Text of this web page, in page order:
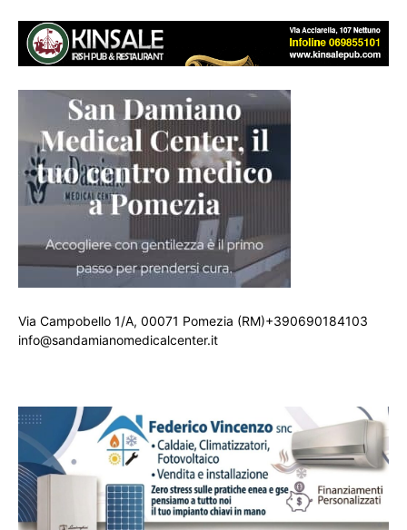
Via Campobello 1/A, 00071 Pomezia (RM)+390690184103
info@sandamianomedicalcenter.it